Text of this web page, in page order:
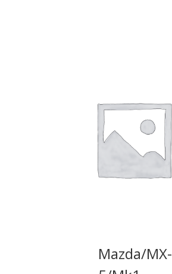
Mazda/MX-